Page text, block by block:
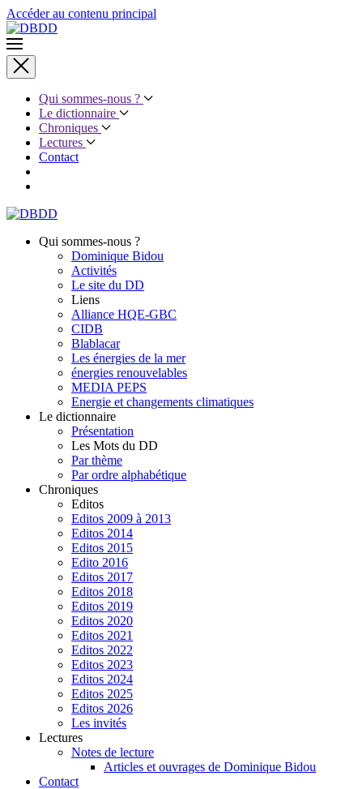
Accéder au contenu principal
Qui sommes-nous ?
Le dictionnaire
Chroniques
Lectures
Contact
Qui sommes-nous ?
Dominique Bidou
Activités
Le site du DD
Liens
Alliance HQE-GBC
CIDB
Blablacar
Les énergies de la mer
énergies renouvelables
MEDIA PEPS
Energie et changements climatiques
Le dictionnaire
Présentation
Les Mots du DD
Par thème
Par ordre alphabétique
Chroniques
Editos
Editos 2009 à 2013
Editos 2014
Editos 2015
Edito 2016
Editos 2017
Editos 2018
Editos 2019
Editos 2020
Editos 2021
Editos 2022
Editos 2023
Editos 2024
Editos 2025
Editos 2026
Les invités
Lectures
Notes de lecture
Articles et ouvrages de Dominique Bidou
Contact